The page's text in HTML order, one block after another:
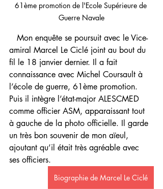
61ème promotion de l'Ecole Supérieure de
Guerre Navale
amiral Marcel Le Ciclé joint au bout du
fil le 18 janvier dernier. Il a fait
connaissance avec Michel Coursault à
l’école de guerre, 61ème promotion.
Puis il intègre l’état-major ALESCMED
comme officier ASM, apparaissant tout
à gauche de la photo officielle. Il garde
un très bon souvenir de mon aïeul,
ajoutant qu’il était très agréable avec
ses officiers.
Biographie de Marcel Le Ciclé